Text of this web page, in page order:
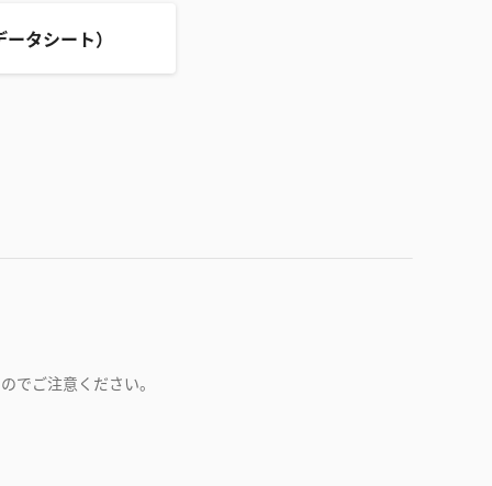
タシート）
でご注意ください。